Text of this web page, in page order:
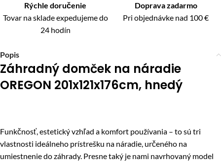
Rýchle doručenie
Tovar na sklade expedujeme do
24 hodín
Doprava zadarmo
Pri objednávke nad 100 €
Popis
Záhradný domček na náradie
OREGON 201x121x176cm, hnedý
Funkčnosť, estetický vzhľad a komfort používania – to sú tri
vlastnosti ideálneho prístrešku na náradie, určeného na
umiestnenie do záhrady. Presne taký je nami navrhovaný model